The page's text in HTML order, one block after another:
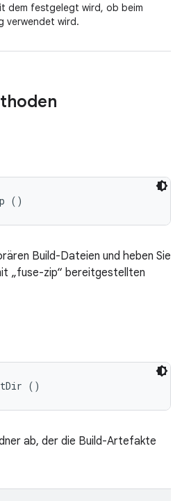
dem festgelegt wird, ob beim
verwendet wird.
()
Build-Dateien und heben Sie
„fuse-zip“ bereitgestellten
()
ab, der die Build-Artefakte